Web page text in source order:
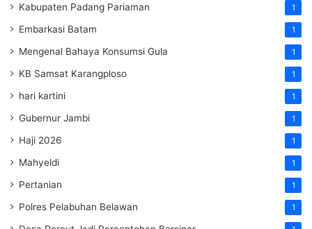
Kabupaten Padang Pariaman 1
Embarkasi Batam 1
Mengenal Bahaya Konsumsi Gula 1
KB Samsat Karangploso 1
hari kartini 1
Gubernur Jambi 1
Haji 2026 1
Mahyeldi 1
Pertanian 1
Polres Pelabuhan Belawan 1